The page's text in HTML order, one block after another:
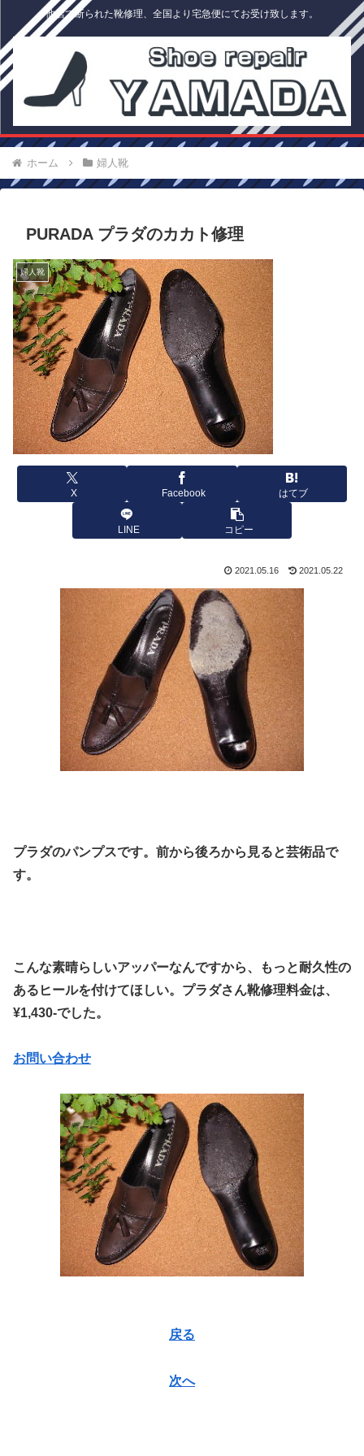
他店で断られた靴修理、全国より宅急便にてお受け致します。
ホーム 婦人靴
PURADA プラダのカカト修理
婦人靴
X Facebook はてブ
LINE コピー
2021.05.16 2021.05.22
プラダのパンプスです。前から後ろから見ると芸術品で
す。
こんな素晴らしいアッパーなんですから、もっと耐久性の
あるヒールを付けてほしい。プラダさん靴修理料金は、
¥1,430-でした。
お問い合わせ
戻る
次へ